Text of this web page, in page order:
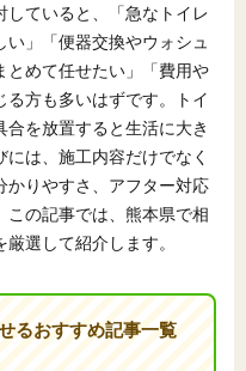
ていると、「急なトイレ
」「便器交換やウォシュ
とめて任せたい」「費用や
方も多いはずです。トイ
を放置すると生活に大き
は、施工内容だけでなく
かりやすさ、アフター対応
この記事では、熊本県で相
選して紹介します。
るおすすめ記事一覧